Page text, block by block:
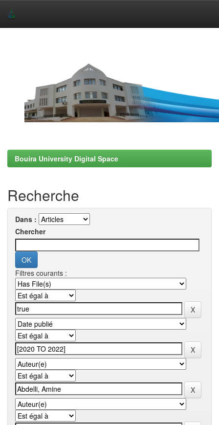
Bouira University Digital Space
Recherche
Dans :
Chercher
Filtres courants :